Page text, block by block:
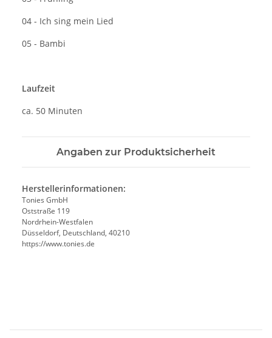
04 - Ich sing mein Lied
05 - Bambi
Laufzeit
ca. 50 Minuten
Angaben zur Produktsicherheit
Herstellerinformationen:
Tonies GmbH
Oststraße 119
Nordrhein-Westfalen
Düsseldorf, Deutschland, 40210
https://www.tonies.de